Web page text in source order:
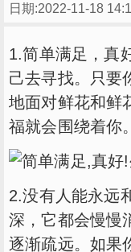
日期:2022-11-18
1.简单满足，真
己去寻找。只要
地面对鲜花和鲜
福就会围绕着你。
2.没有人能永远
深，它都会慢慢
逐渐疏远。如果